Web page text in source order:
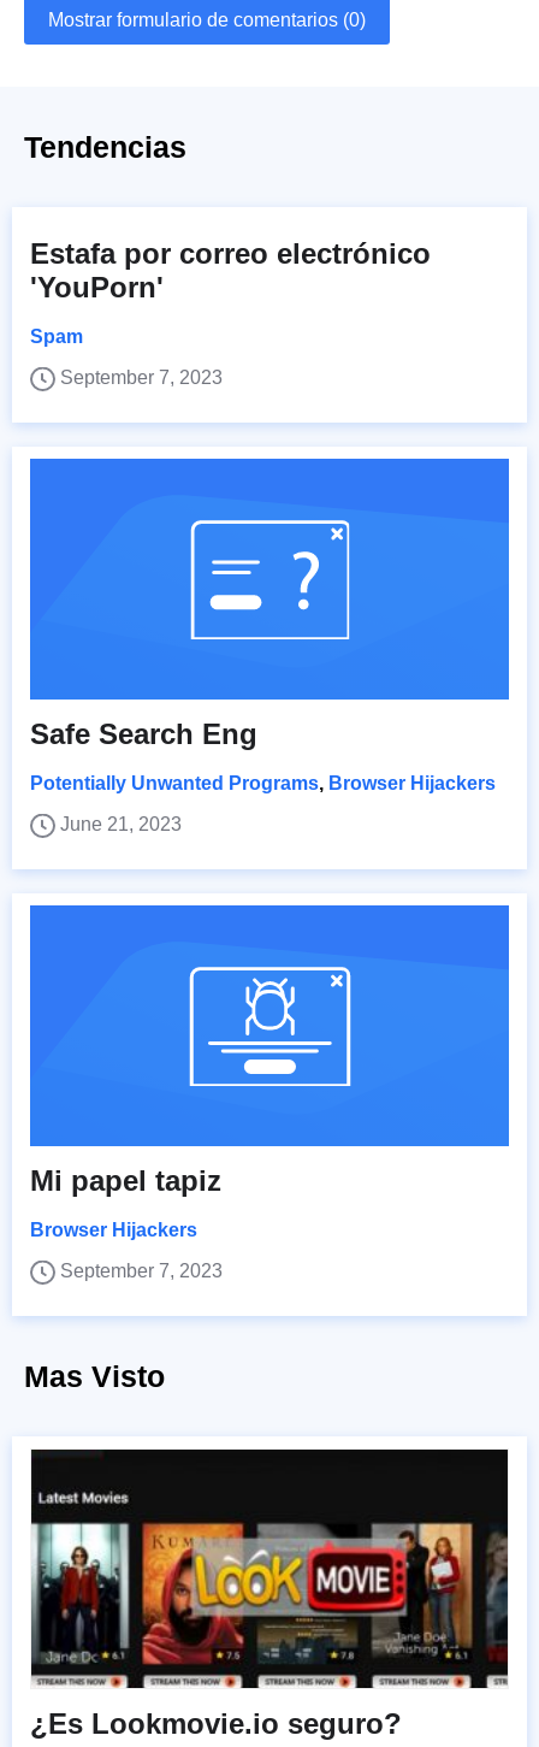
Mostrar formulario de comentarios (0)
Tendencias
Estafa por correo electrónico
'YouPorn'
Spam
September 7, 2023
Safe Search Eng
Potentially Unwanted Programs, Browser Hijackers
June 21, 2023
Mi papel tapiz
Browser Hijackers
September 7, 2023
Mas Visto
¿Es Lookmovie.io seguro?